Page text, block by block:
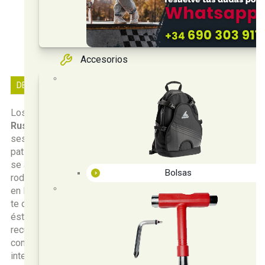
Accesorios
Bolsas
DESCRIPCIÓN LARGA
Los rodamientos de FR Skates
Twincam Storm SCRS
Rustproof
están especialmente diseñados para tus
sesiones de freeride más exigentes. Numerosos
patinadores que hacen un patinaje urbano los llevan y así
se aseguran velocidad y una mayor durabilidad. Los
rodamientos Twincam SCRS "Storm" te permitirán arriesgar
en las patinadas en las que te caigan lluvias inesperadas o
te cruces con charcos de agua. Entre las propiedades de
éstos rodamientos puedes encontrar unas tapas
recubiertas de teflón en ambos lados y una grasa
consistente que expulsa el estancamiento de agua en su
interior.